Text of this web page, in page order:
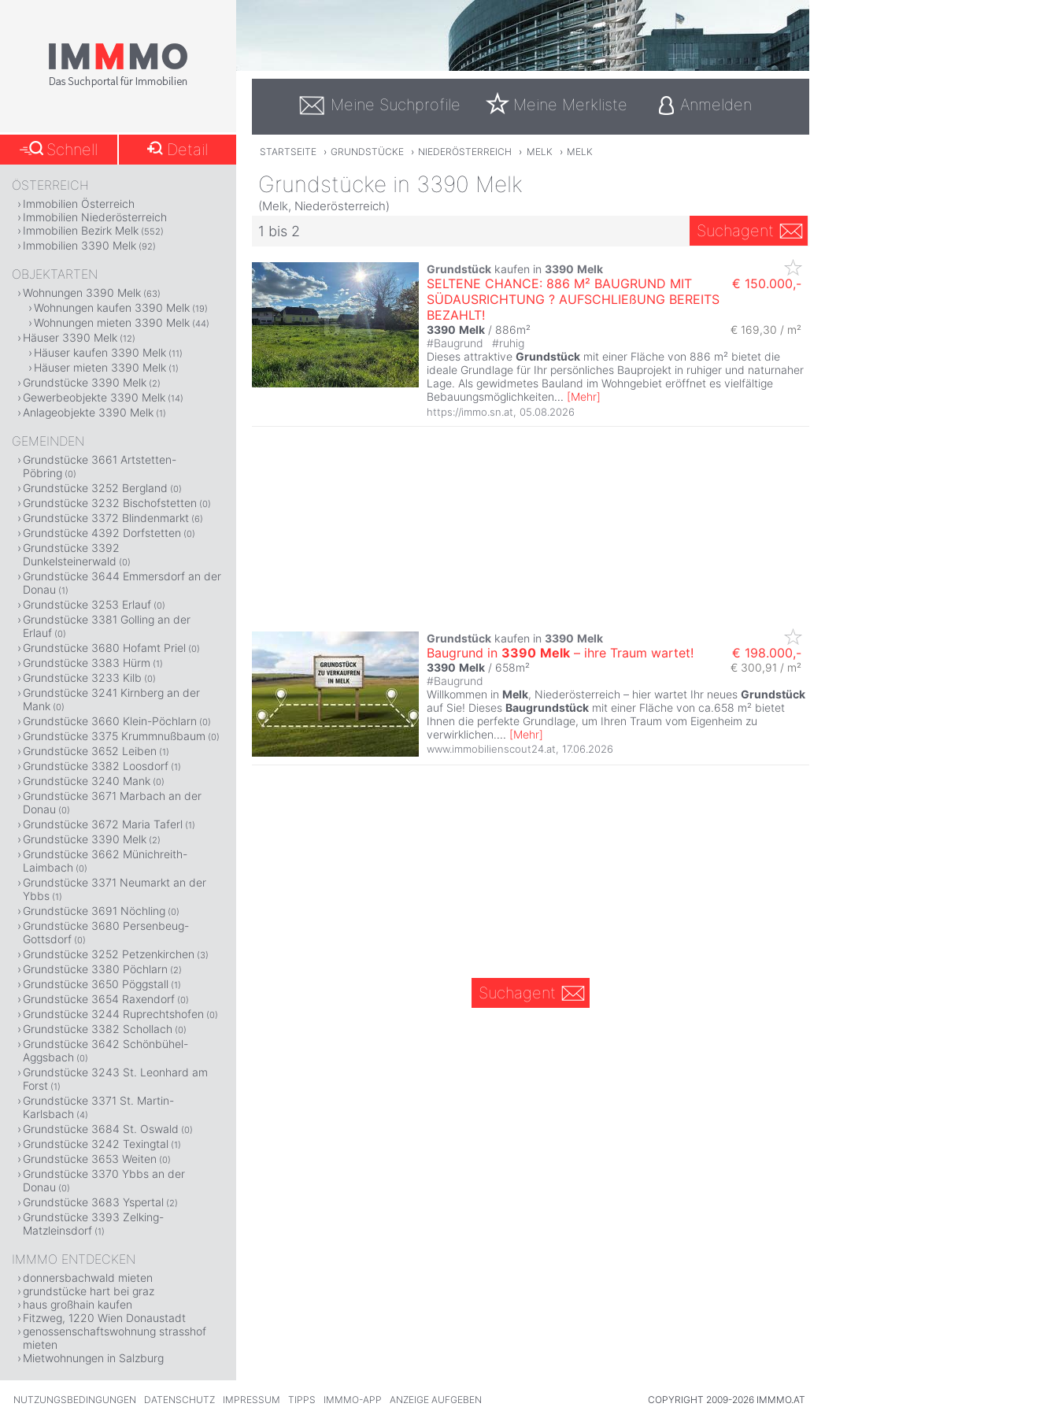
Meine Suchprofile Meine Merkliste Anmelden
STARTSEITE › GRUNDSTÜCKE › NIEDERÖSTERREICH › MELK › MELK
Grundstücke in 3390 Melk
(Melk, Niederösterreich)
1 bis 2 Suchagent
Grundstück kaufen in 3390 Melk
SELTENE CHANCE: 886 M² BAUGRUND MIT
SÜDAUSRICHTUNG ? AUFSCHLIEßUNG BEREITS
BEZAHLT!
€ 150.000,-
3390 Melk / 886m²
€ 169,30 / m²
#Baugrund #ruhig
Dieses attraktive Grundstück mit einer Fläche von 886 m² bietet die
ideale Grundlage für Ihr persönliches Bauprojekt in ruhiger und naturnaher
Lage. Als gewidmetes Bauland im Wohngebiet eröffnet es vielfältige
Bebauungsmöglichkeiten... [Mehr]
https://immo.sn.at 05.08.2026
Grundstück kaufen in 3390 Melk
Baugrund in 3390 Melk – ihre Traum wartet! € 198.000,-
3390 Melk / 658m²
€ 300,91 / m²
#Baugrund
Willkommen in Melk, Niederösterreich – hier wartet Ihr neues Grundstück
auf Sie! Dieses Baugrundstück mit einer Fläche von ca.658 m² bietet
Ihnen die perfekte Grundlage, um Ihren Traum vom Eigenheim zu
verwirklichen.... [Mehr]
www.immobilienscout24.at, 17.06.2026
Suchagent
Schnell Detail
ÖSTERREICH
Immobilien Österreich
Immobilien Niederösterreich
Immobilien Bezirk Melk (552)
Immobilien 3390 Melk (92)
OBJEKTARTEN
Wohnungen 3390 Melk (63)
Wohnungen kaufen 3390 Melk (19)
Wohnungen mieten 3390 Melk (44)
Häuser 3390 Melk (12)
Häuser kaufen 3390 Melk (11)
Häuser mieten 3390 Melk (1)
Grundstücke 3390 Melk (2)
Gewerbeobjekte 3390 Melk (14)
Anlageobjekte 3390 Melk (1)
GEMEINDEN
Grundstücke 3661 Artstetten-
Pöbring (0)
Grundstücke 3252 Bergland (0)
Grundstücke 3232 Bischofstetten (0)
Grundstücke 3372 Blindenmarkt (6)
Grundstücke 4392 Dorfstetten (0)
Grundstücke 3392
Dunkelsteinerwald (0)
Grundstücke 3644 Emmersdorf an der
Donau (1)
Grundstücke 3253 Erlauf (0)
Grundstücke 3381 Golling an der
Erlauf (0)
Grundstücke 3680 Hofamt Priel (0)
Grundstücke 3383 Hürm (1)
Grundstücke 3233 Kilb (0)
Grundstücke 3241 Kirnberg an der
Mank (0)
Grundstücke 3660 Klein-Pöchlarn (0)
Grundstücke 3375 Krummnußbaum (0)
Grundstücke 3652 Leiben (1)
Grundstücke 3382 Loosdorf (1)
Grundstücke 3240 Mank (0)
Grundstücke 3671 Marbach an der
Donau (0)
Grundstücke 3672 Maria Taferl (1)
Grundstücke 3390 Melk (2)
Grundstücke 3662 Münichreith-
Laimbach (0)
Grundstücke 3371 Neumarkt an der
Ybbs (1)
Grundstücke 3691 Nöchling (0)
Grundstücke 3680 Persenbeug-
Gottsdorf (0)
Grundstücke 3252 Petzenkirchen (3)
Grundstücke 3380 Pöchlarn (2)
Grundstücke 3650 Pöggstall (1)
Grundstücke 3654 Raxendorf (0)
Grundstücke 3244 Ruprechtshofen (0)
Grundstücke 3382 Schollach (0)
Grundstücke 3642 Schönbühel-
Aggsbach (0)
Grundstücke 3243 St. Leonhard am
Forst (1)
Grundstücke 3371 St. Martin-
Karlsbach (4)
Grundstücke 3684 St. Oswald (0)
Grundstücke 3242 Texingtal (1)
Grundstücke 3653 Weiten (0)
Grundstücke 3370 Ybbs an der
Donau (0)
Grundstücke 3683 Yspertal (2)
Grundstücke 3393 Zelking-
Matzleinsdorf (1)
IMMMO ENTDECKEN
donnersbachwald mieten
grundstücke hart bei graz
haus großhain kaufen
Fitzweg, 1220 Wien Donaustadt
genossenschaftswohnung strasshof
mieten
Mietwohnungen in Salzburg
NUTZUNGSBEDINGUNGEN DATENSCHUTZ IMPRESSUM TIPPS IMMMO-APP ANZEIGE AUFGEBEN COPYRIGHT 2009-2026 IMMMO.AT